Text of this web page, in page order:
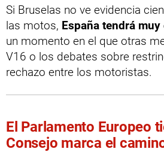
Si Bruselas no ve evidencia
las motos, España tendrá
un momento en el que otras
V16 o los debates sobre
rechazo entre los motoristas.
El Parlamento Europeo
Consejo marca el